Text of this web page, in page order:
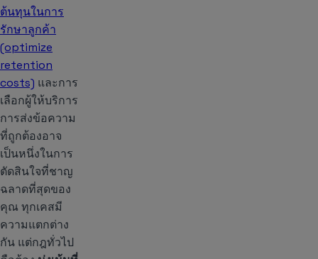
ต้นทุนในการ
รักษาลูกค้า
(optimize
retention
costs) และการ
เลือกผู้ให้บริการ
การส่งข้อความ
ที่ถูกต้องอาจ
เป็นหนึ่งในการ
ตัดสินใจที่ชาญ
ฉลาดที่สุดของ
คุณ ทุกเคสมี
ความแตกต่าง
กัน แต่กฎทั่วไป